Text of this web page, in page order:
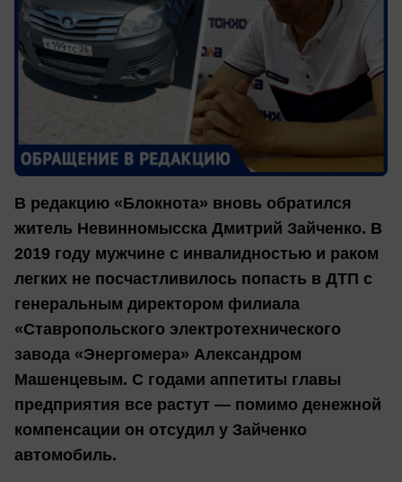
В редакцию «Блокнота» вновь обратился
житель Невинномысска Дмитрий Зайченко. В
2019 году мужчине с инвалидностью и раком
легких не посчастливилось попасть в ДТП с
генеральным директором филиала
«Ставропольского электротехнического
завода «Энергомера» Александром
Машенцевым. С годами аппетиты главы
предприятия все растут — помимо денежной
компенсации он отсудил у Зайченко
автомобиль.